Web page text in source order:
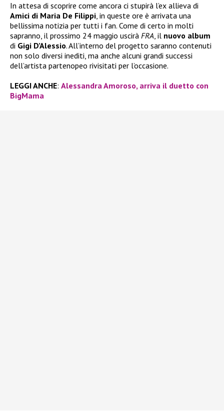
In attesa di scoprire come ancora ci stupirà l’ex allieva di
Amici di Maria De Filippi, in queste ore è arrivata una
bellissima notizia per tutti i fan. Come di certo in molti
sapranno, il prossimo 24 maggio uscirà FRA, il nuovo album
di Gigi D’Alessio. All’interno del progetto saranno contenuti
non solo diversi inediti, ma anche alcuni grandi successi
dell’artista partenopeo rivisitati per l’occasione.
LEGGI ANCHE: Alessandra Amoroso, arriva il duetto con
BigMama